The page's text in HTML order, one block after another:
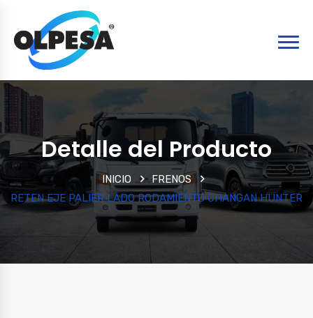
Detalle del Producto
INICIO
FRENOS
RETEN EJE PALIER LADO RODAMIENTO CHANGAN HUNTER